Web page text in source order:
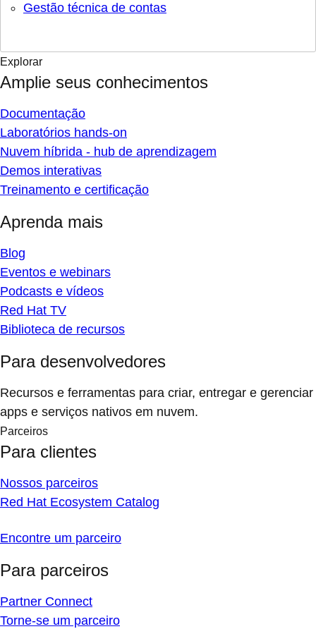
Gestão técnica de contas
Explorar
Amplie seus conhecimentos
Documentação
Laboratórios hands-on
Nuvem híbrida - hub de aprendizagem
Demos interativas
Treinamento e certificação
Aprenda mais
Blog
Eventos e webinars
Podcasts e vídeos
Red Hat TV
Biblioteca de recursos
Para desenvolvedores
Recursos e ferramentas para criar, entregar e gerenciar
apps e serviços nativos em nuvem.
Parceiros
Para clientes
Nossos parceiros
Red Hat Ecosystem Catalog
Encontre um parceiro
Para parceiros
Partner Connect
Torne-se um parceiro